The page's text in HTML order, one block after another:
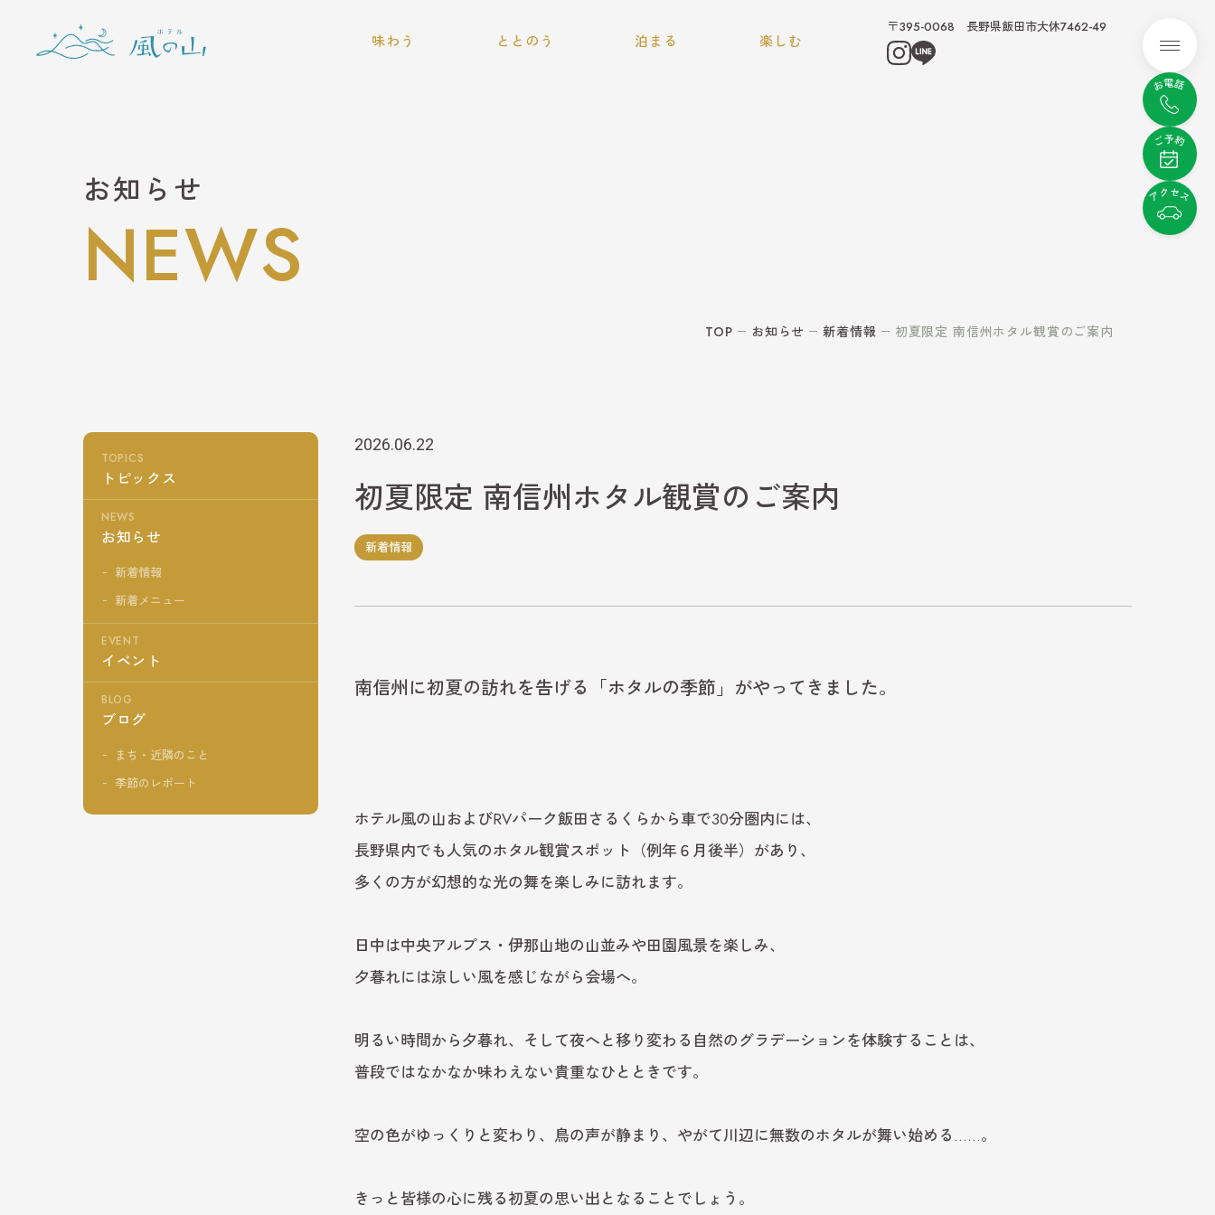
味わう ととのう 泊まる 楽しむ
〒395-0068 長野県飯田市大休7462-49
メニ
お知らせ
NEWS
TOP お知らせ 新着情報 初夏限定 南信州ホタル観賞のご案内
2026.06.22
初夏限定 南信州ホタル観賞のご案内
新着情報
南信州に初夏の訪れを告げる「ホタルの季節」がやってきました。
ホテル風の山およびRVパーク飯田さるくらから車で30分圏内には、
長野県内でも人気のホタル観賞スポット（例年６月後半）があり、
多くの方が幻想的な光の舞を楽しみに訪れます。
日中は中央アルプス・伊那山地の山並みや田園風景を楽しみ、
夕暮れには涼しい風を感じながら会場へ。
明るい時間から夕暮れ、そして夜へと移り変わる自然のグラデーションを体験することは、
普段ではなかなか味わえない貴重なひとときです。
空の色がゆっくりと変わり、鳥の声が静まり、やがて川辺に無数のホタルが舞い始める……。
きっと皆様の心に残る初夏の思い出となることでしょう。
TOPICS
トピックス
NEWS
お知らせ
新着情報
新着メニュー
EVENT
イベント
BLOG
ブログ
まち・近隣のこと
季節のレポート